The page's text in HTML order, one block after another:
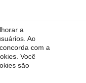
a
Ao
com a
Você
são